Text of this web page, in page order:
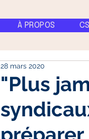
À PROPOS
"Plus
préparer
28 mars 2020